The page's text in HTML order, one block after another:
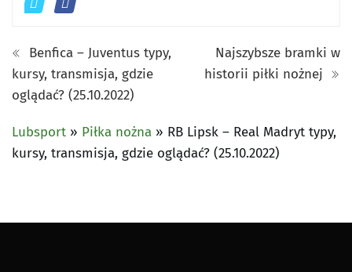
Benfica – Juventus typy,
kursy, transmisja, gdzie
oglądać? (25.10.2022)
Najszybsze bramki w
historii piłki nożnej
Lubsport » Piłka nożna » RB Lipsk – Real Madryt typy,
kursy, transmisja, gdzie oglądać? (25.10.2022)